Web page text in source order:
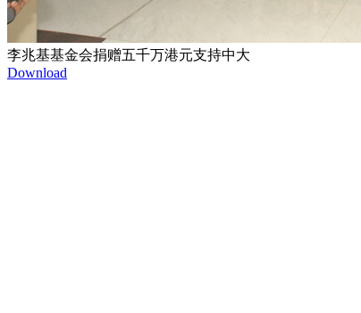
李兆基基金会捐赠五千万港元支持中大
Download